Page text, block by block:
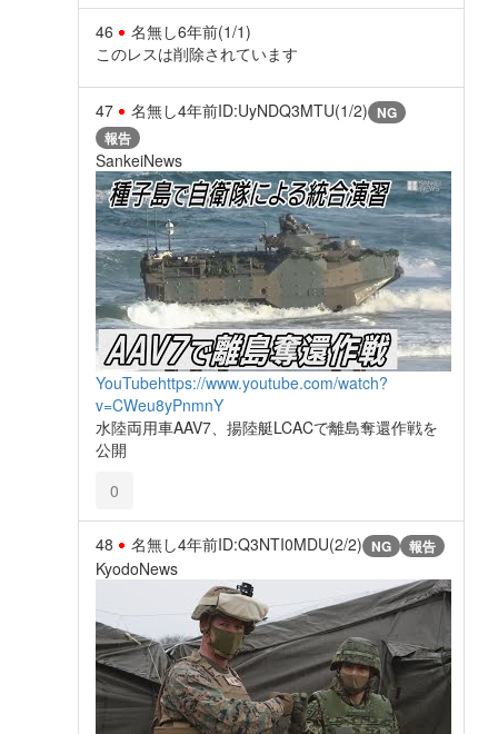
46 名無し6年前(1/1)
このレスは削除されています
47 名無し4年前ID:UyNDQ3MTU(1/2) NG
報告
SankeiNews
YouTubehttps://www.youtube.com/watch?
v=CWeu8yPnmnY
水陸両用車AAV7、揚陸艇LCACで離島奪還作戦を
公開
0
48 名無し4年前ID:Q3NTI0MDU(2/2) NG 報告
KyodoNews